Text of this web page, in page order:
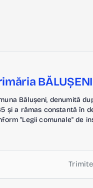
BĂLUȘENI
Bălușeni, denumită
și a rămas constantă în
"Legii comunale" de